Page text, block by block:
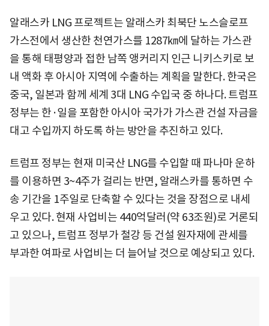
알래스카 LNG 프로젝트는 알래스카 최북단 노스슬로프
가스전에서 생산한 천연가스를 1287㎞에 달하는 가스관
을 통해 태평양과 접한 남쪽 앵커리지 인근 니키스키로 보
내 액화 후 아시아 지역에 수출하는 계획을 말한다. 한국은
중국, 일본과 함께 세계 3대 LNG 수입국 중 하나다. 트럼프
정부는 한·일을 포함한 아시아 국가가 가스관 건설 자금을
대고 수입까지 하도록 하는 방안을 추진하고 있다.
트럼프 정부는 현재 미국산 LNG를 수입할 때 파나마 운하
를 이용하면 3~4주가 걸리는 반면, 알래스카를 통하면 수
송 기간을 1주일로 단축할 수 있다는 것을 장점으로 내세
우고 있다. 현재 사업비는 440억달러(약 63조원)로 거론되
고 있으나, 트럼프 정부가 철강 등 건설 원자재에 관세를
부과한 여파로 사업비는 더 늘어날 것으로 예상되고 있다.